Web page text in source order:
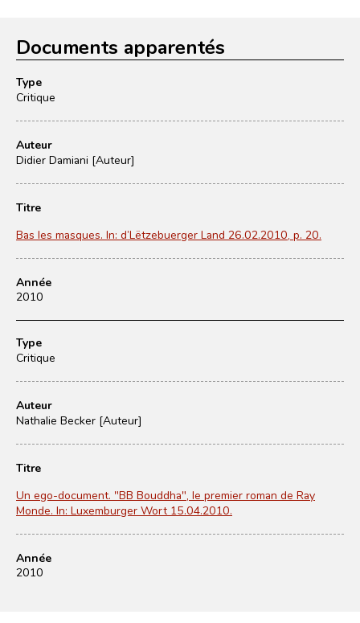
Documents apparentés
Type
Critique
Auteur
Didier Damiani [Auteur]
Titre
Bas les masques. In: d’Lëtzebuerger Land 26.02.2010, p. 20.
Année
2010
Type
Critique
Auteur
Nathalie Becker [Auteur]
Titre
Un ego-document. "BB Bouddha", le premier roman de Ray
Monde. In: Luxemburger Wort 15.04.2010.
Année
2010